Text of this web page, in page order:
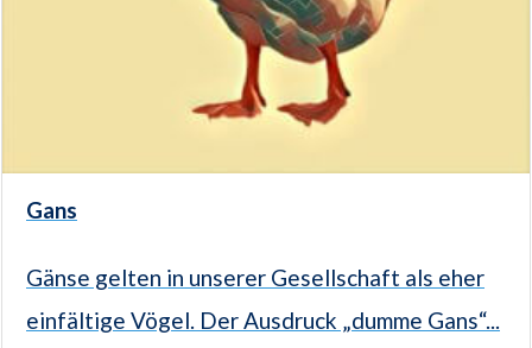
Gans
Gänse gelten in unserer Gesellschaft als eher
einfältige Vögel. Der Ausdruck „dumme Gans“...